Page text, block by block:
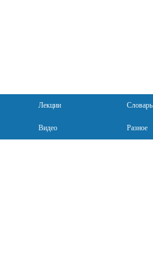
Лекции Словарь
Видео Разное